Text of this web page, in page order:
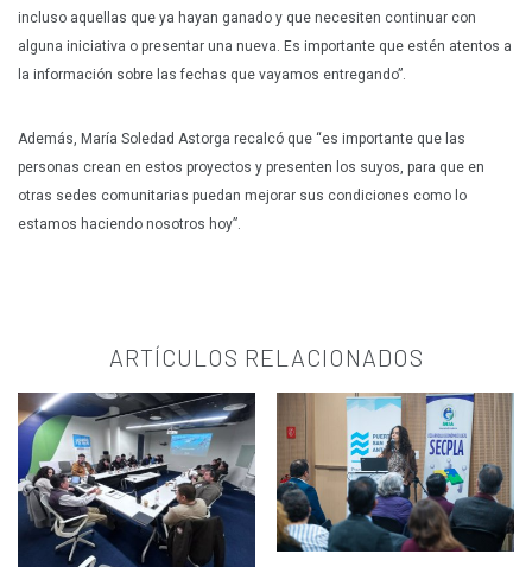
incluso aquellas que ya hayan ganado y que necesiten continuar con
alguna iniciativa o presentar una nueva. Es importante que estén atentos a
la información sobre las fechas que vayamos entregando”.
Además, María Soledad Astorga recalcó que “es importante que las
personas crean en estos proyectos y presenten los suyos, para que en
otras sedes comunitarias puedan mejorar sus condiciones como lo
estamos haciendo nosotros hoy”.
ARTÍCULOS RELACIONADOS